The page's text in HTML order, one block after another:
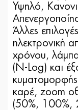
Υψηλό,
Άλλες
ηλεκτρονική
χρόνου,
(Ν-Log) και
καρέ, zoom
(50%, 100%,